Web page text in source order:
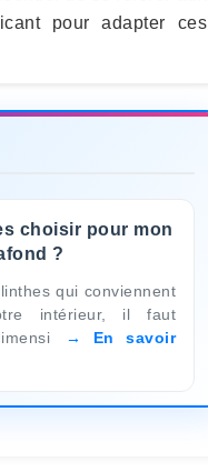
pour adapter ces
choisir pour mon
?
qui conviennent
intérieur, il faut
En savoir